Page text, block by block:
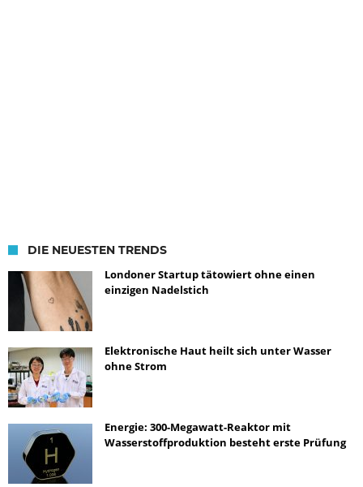
DIE NEUESTEN TRENDS
Londoner Startup tätowiert ohne einen
einzigen Nadelstich
Elektronische Haut heilt sich unter Wasser
ohne Strom
Energie: 300-Megawatt-Reaktor mit
Wasserstoffproduktion besteht erste Prüfung